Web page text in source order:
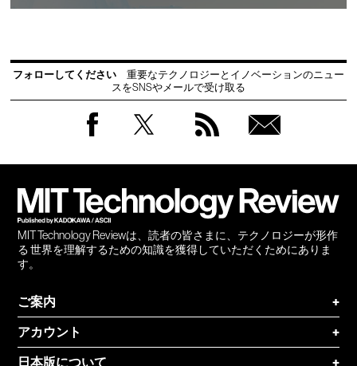
フォローしてください
重要なテクノロジーとイノベーションのニュー
スをSNSやメールで受け取る
MIT Technology Reviewは、読者の皆さまに、テクノロジーが形作
る 世界を理解するための知識を獲得していただくためにありま
す。
ご案内
+
アカウント
+
日本版について
+